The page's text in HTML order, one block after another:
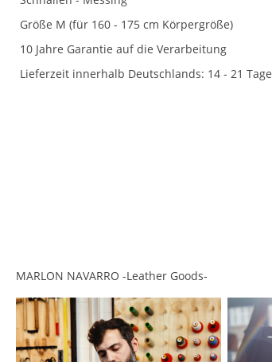
Größe M (für 160 - 175 cm Körpergröße)
10 Jahre Garantie auf die Verarbeitung
Lieferzeit innerhalb Deutschlands: 14 - 21 Tage
MARLON NAVARRO -Leather Goods-